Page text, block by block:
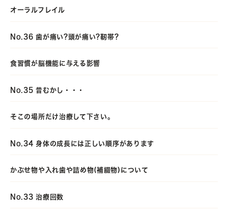
オーラルフレイル
No.36 歯が痛い?頭が痛い?靭帯?
食習慣が脳機能に与える影響
No.35 昔むかし・・・
そこの場所だけ治療して下さい。
No.34 身体の成長には正しい順序があります
かぶせ物や入れ歯や詰め物(補綴物)について
No.33 治療回数